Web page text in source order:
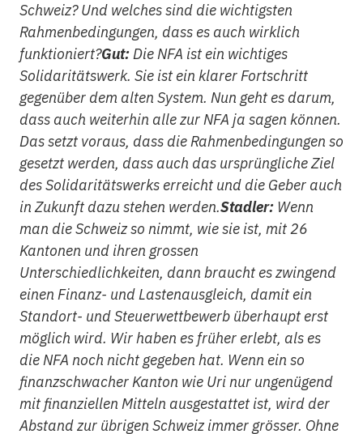
Schweiz? Und welches sind die wichtigsten
Rahmenbedingungen, dass es auch wirklich
funktioniert?Gut:Die NFA ist ein wichtiges
Solidaritätswerk. Sie ist ein klarer Fortschritt
gegenüber dem alten System. Nun geht es darum,
dass auch weiterhin alle zur NFA ja sagen können.
Das setzt voraus, dass die Rahmenbedingungen so
gesetzt werden, dass auch das ursprüngliche Ziel
des Solidaritätswerks erreicht und die Geber auch
in Zukunft dazu stehen werden.Stadler:Wenn
man die Schweiz so nimmt, wie sie ist, mit 26
Kantonen und ihren grossen
Unterschiedlichkeiten, dann braucht es zwingend
einen Finanz- und Lastenausgleich, damit ein
Standort- und Steuerwettbewerb überhaupt erst
möglich wird. Wir haben es früher erlebt, als es
die NFA noch nicht gegeben hat. Wenn ein so
finanzschwacher Kanton wie Uri nur ungenügend
mit finanziellen Mitteln ausgestattet ist, wird der
Abstand zur übrigen Schweiz immer grösser. Ohne